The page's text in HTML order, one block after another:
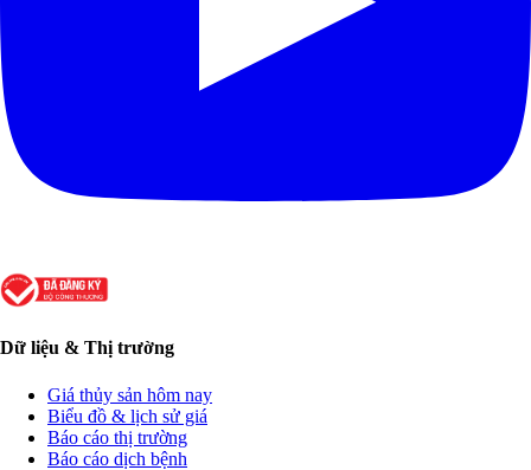
Dữ liệu & Thị trường
Giá thủy sản hôm nay
Biểu đồ & lịch sử giá
Báo cáo thị trường
Báo cáo dịch bệnh